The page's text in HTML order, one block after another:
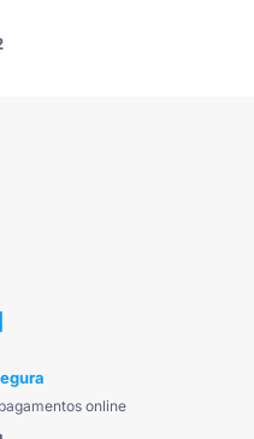
online